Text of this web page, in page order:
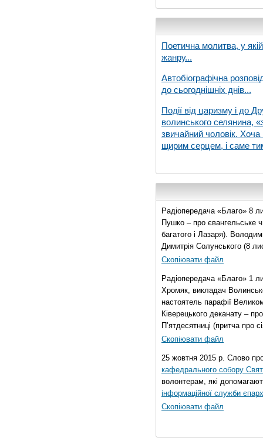
Поетична молитва, у
жанру...
Автобіографічна
до сьогоднішніх днів...
Події від царизму і до
волинського селянина,
звичайний чоловік. Хоча
щирим серцем, і саме
Радіопередача «Благо» 8
Пушко – про євангельське
багатого і Лазаря).
Димитрія Солунського (8
Скопіювати файл
Радіопередача «Благо» 1
Хромяк, викладач
настоятель парафії
Ківерецького деканату –
П’ятдесятниці (притча про
Скопіювати файл
25 жовтня 2015 р. Слово
кафедрального собору
волонтерам, які
інформаційної служби
Скопіювати файл